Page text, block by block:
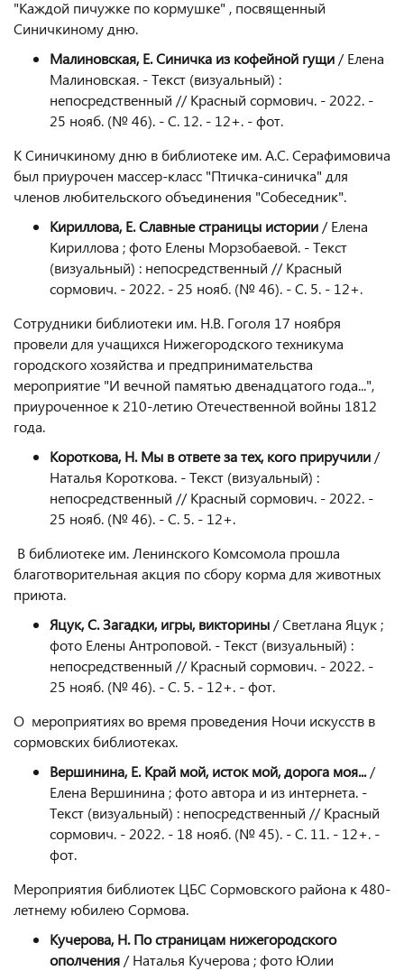
"Каждой пичужке по кормушке" , посвященный
Синичкиному дню.
Малиновская, Е. Синичка из кофейной гущи / Елена
Малиновская. - Текст (визуальный) :
непосредственный // Красный сормович. - 2022. -
25 нояб. (№ 46). - С. 12. - 12+. - фот.
К Синичкиному дню в библиотеке им. А.С. Серафимовича
был приурочен массер-класс "Птичка-синичка" для
членов любительского объединения "Собеседник".
Кириллова, Е. Славные страницы истории / Елена
Кириллова ; фото Елены Морзобаевой. - Текст
(визуальный) : непосредственный // Красный
сормович. - 2022. - 25 нояб. (№ 46). - С. 5. - 12+.
Сотрудники библиотеки им. Н.В. Гоголя 17 ноября
провели для учащихся Нижегородского техникума
городского хозяйства и предпринимательства
мероприятие "И вечной памятью двенадцатого года...",
приуроченное к 210-летию Отечественной войны 1812
года.
Короткова, Н. Мы в ответе за тех, кого приручили /
Наталья Короткова. - Текст (визуальный) :
непосредственный // Красный сормович. - 2022. -
25 нояб. (№ 46). - С. 5. - 12+.
В библиотеке им. Ленинского Комсомола прошла
благотворительная акция по сбору корма для животных
приюта.
Яцук, С. Загадки, игры, викторины / Светлана Яцук ;
фото Елены Антроповой. - Текст (визуальный) :
непосредственный // Красный сормович. - 2022. -
25 нояб. (№ 46). - С. 5. - 12+. - фот.
О мероприятиях во время проведения Ночи искусств в
сормовских библиотеках.
Вершинина, Е. Край мой, исток мой, дорога моя.../
Елена Вершинина ; фото автора и из интернета. -
Текст (визуальный) : непосредственный // Красный
сормович. - 2022. - 18 нояб. (№ 45). - С. 11. - 12+. -
фот.
Мероприятия библиотек ЦБС Сормовского района к 480-
летнему юбилею Сормова.
Кучерова, Н. По страницам нижегородского
ополчения / Наталья Кучерова ; фото Юлии